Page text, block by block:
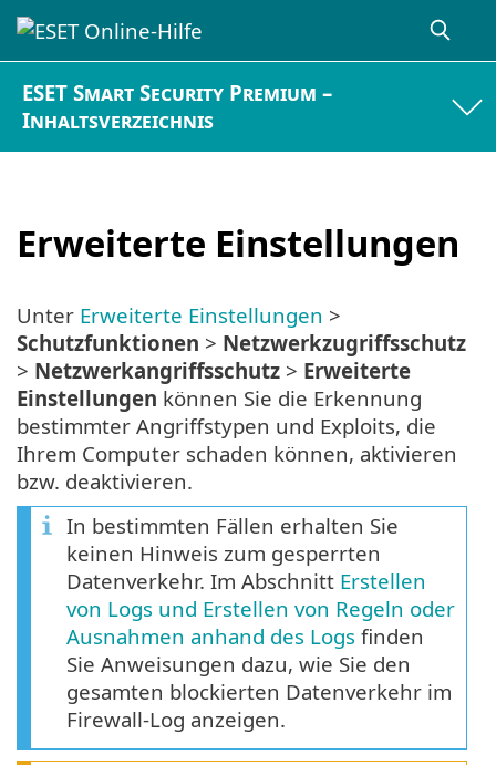
ESET Smart Security Premium –
Inhaltsverzeichnis
Erweiterte Einstellungen
Unter Erweiterte Einstellungen >
Schutzfunktionen > Netzwerkzugriffsschutz
> Netzwerkangriffsschutz > Erweiterte
Einstellungen können Sie die Erkennung
bestimmter Angriffstypen und Exploits, die
Ihrem Computer schaden können, aktivieren
bzw. deaktivieren.
In bestimmten Fällen erhalten Sie
keinen Hinweis zum gesperrten
Datenverkehr. Im Abschnitt Erstellen
von Logs und Erstellen von Regeln oder
Ausnahmen anhand des Logs finden
Sie Anweisungen dazu, wie Sie den
gesamten blockierten Datenverkehr im
Firewall-Log anzeigen.